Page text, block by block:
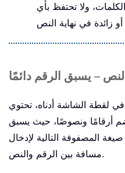
ولا تحتفظ بأي
– يسبق الرقم دائمًا
لقطة الشاشة أدناه، تحتوي
أرقامًا ونصوصًا، حيث يسبق
المصفوفة التالية لإدخال
مسافة بين الرقم والنص.